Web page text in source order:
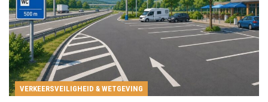
VERKEERSVEILIGHEID & WETGEVING